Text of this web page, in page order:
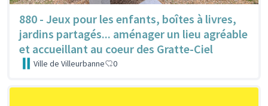
880 - Jeux pour les enfants, boîtes à livres,
jardins partagés... aménager un lieu agréable
et accueillant au coeur des Gratte-Ciel
Ville de Villeurbanne 0